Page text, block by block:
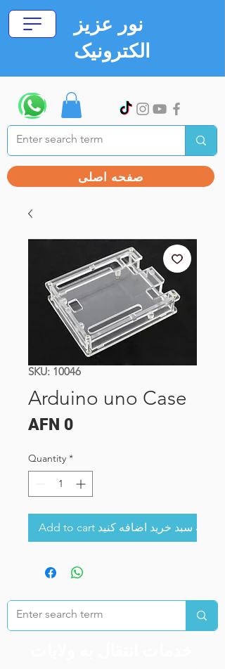
نور عزیز
الکترونیک
صفحه اصلی
SKU: 10046
Arduino uno Case
AFN 0Price
Quantity *
Add to cart به سبد خرید اضافه کنید